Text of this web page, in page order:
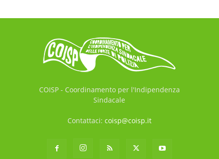
COISP - Coordinamento per l'Indipendenza
Sindacale
Contattaci: coisp@coisp.it